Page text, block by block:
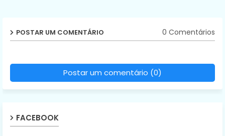
POSTAR UM COMENTÁRIO 0 Comentários
Postar um comentário (0)
FACEBOOK